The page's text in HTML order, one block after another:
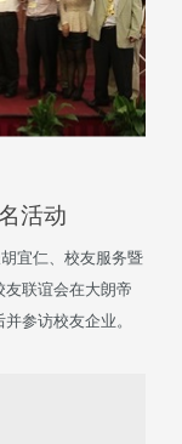
活动
宜仁、校友服务暨
联谊会在大朗帝
参访校友企业。